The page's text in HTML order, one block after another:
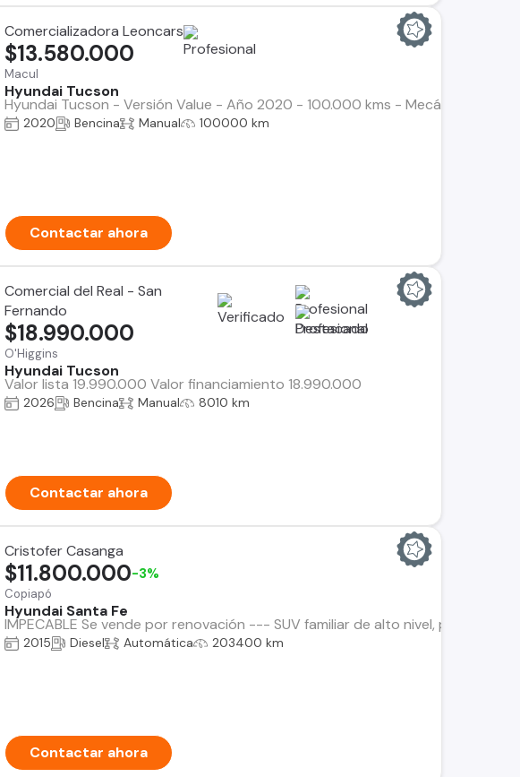
Comercializadora Leoncars
Macul
Hyundai Tucson
Hyundai Tucson - Versión Value - Año 2020 - 100.000 kms - Mecánica -
$13.580.000
2020 Bencina Manual 100000 km
Contactar ahora
Comercial del Real - San
Fernando
O'Higgins
Hyundai Tucson
Valor lista 19.990.000 Valor financiamiento 18.990.000
$18.990.000
2026 Bencina Manual 8010 km
Contactar ahora
Cristofer Casanga
Copiapó
Hyundai Santa Fe
IMPECABLE Se vende por renovación --- SUV familiar de alto nivel, potente,
$11.800.000-3%
2015 Diesel Automática 203400 km
Contactar ahora